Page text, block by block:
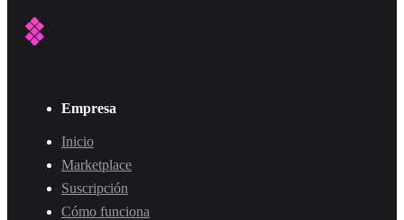
Empresa
Inicio
Marketplace
Suscripción
Cómo funciona